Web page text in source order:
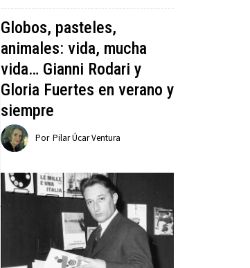
Globos, pasteles,
animales: vida, mucha
vida… Gianni Rodari y
Gloria Fuertes en verano y
siempre
Por Pilar Úcar Ventura